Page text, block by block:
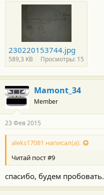
230220153744.jpg
589,3 KB Просмотры: 15
Mamont_34
Member
23 Фев 2015
aleks17081 написал(а):
Читай пост #9
спасибо, будем пробовать.